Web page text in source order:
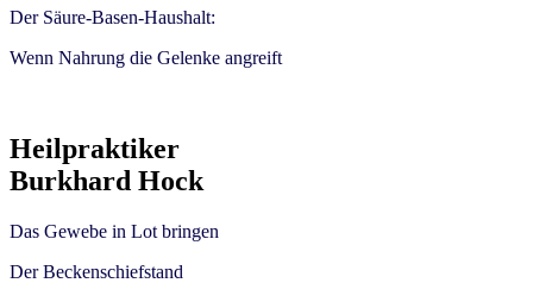
Der Säure-Basen-Haushalt:
Wenn Nahrung die Gelenke angreift
Heilpraktiker
Burkhard Hock
Das Gewebe in Lot bringen
DerBeckenschiefstand